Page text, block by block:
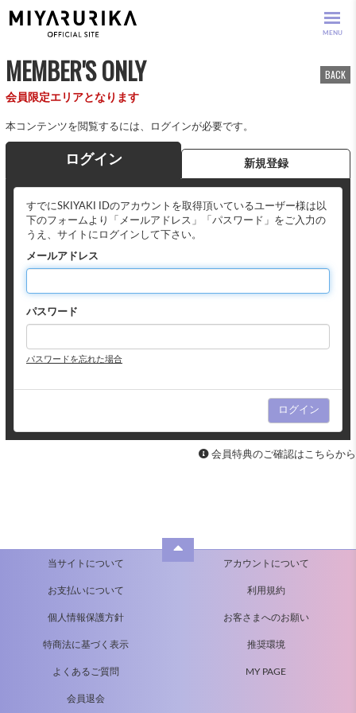
MENU
MEMBER'S ONLY BACK
会員限定エリアとなります
本コンテンツを閲覧するには、ログインが必要です。
ログイン 新規登録
すでにSKIYAKI IDのアカウントを取得頂いているユーザー様は以
下のフォームより「メールアドレス」「パスワード」をご入力の
うえ、サイトにログインして下さい。
メールアドレス
パスワード
パスワードを忘れた場合
会員特典のご確認はこちらから
当サイトについて アカウントについて
お支払いについて 利用規約
個人情報保護方針 お客さまへのお願い
特商法に基づく表示 推奨環境
よくあるご質問 MY PAGE
会員退会